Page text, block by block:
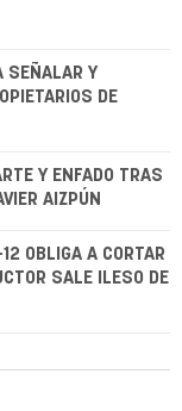
SEÑALAR Y
DE
Y ENFADO TRAS
AIZPÚN
OBLIGA A CORTAR
SALE ILESO DE